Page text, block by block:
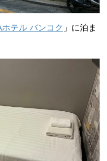
テル バンコク 」に泊ま